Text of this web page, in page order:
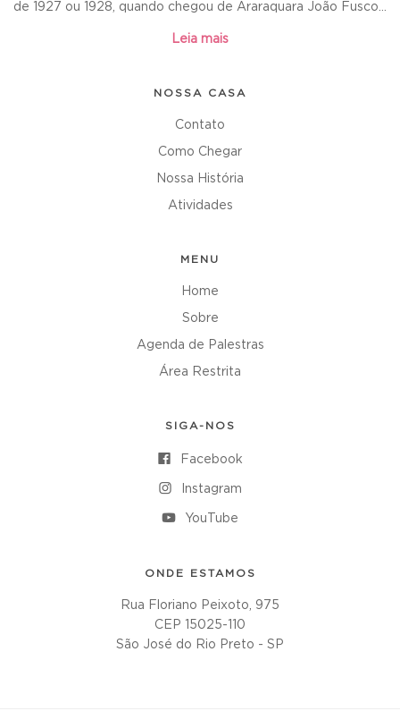
de 1927 ou 1928, quando chegou de Araraquara João Fusco...
Leia mais
NOSSA CASA
Contato
Como Chegar
Nossa História
Atividades
MENU
Home
Sobre
Agenda de Palestras
Área Restrita
SIGA-NOS
Facebook
Instagram
YouTube
ONDE ESTAMOS
Rua Floriano Peixoto, 975
CEP 15025-110
São José do Rio Preto - SP